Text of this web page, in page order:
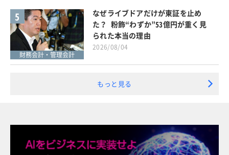
5
財務会計・管理会計
なぜライブドアだけが東証を止め
た？ 粉飾“わずか”53億円が重く見
られた本当の理由
2026/08/04
もっと見る